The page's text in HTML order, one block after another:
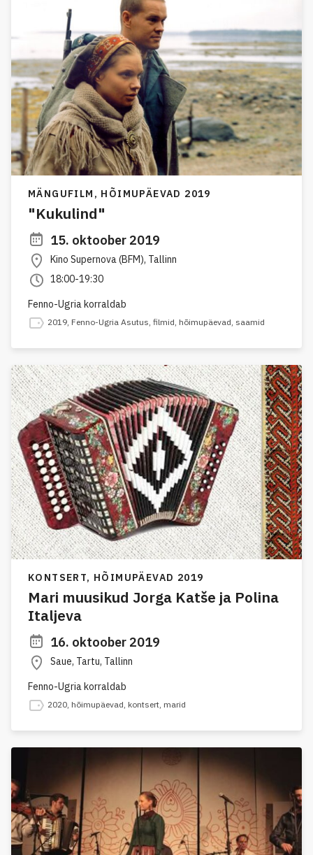
MÄNGUFILM, HÕIMUPÄEVAD 2019
"Kukulind"
15. oktoober 2019
Kino Supernova (BFM), Tallinn
18:00-19:30
Fenno-Ugria korraldab
2019, Fenno-Ugria Asutus, filmid, hõimupäevad, saamid
KONTSERT, HÕIMUPÄEVAD 2019
Mari muusikud Jorga Katše ja Polina
Italjeva
16. oktoober 2019
Saue, Tartu, Tallinn
Fenno-Ugria korraldab
2020 hõimupäevad kontsert marid